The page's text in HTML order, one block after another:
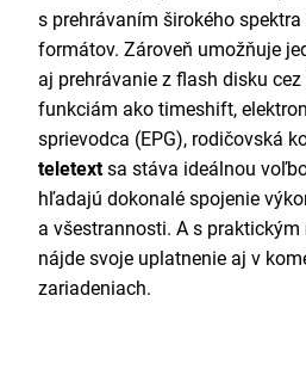
s prehrávaním širokého
formátov. Zároveň umožňuje
aj prehrávanie z flash disku cez
funkciám ako timeshift,
sprievodca (EPG), rodičovská
teletextsa stáva ideálnou
hľadajú dokonalé spojenie
a všestrannosti. A s praktickým
nájde svoje uplatnenie aj v
zariadeniach.